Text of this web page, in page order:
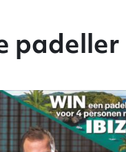
padeller